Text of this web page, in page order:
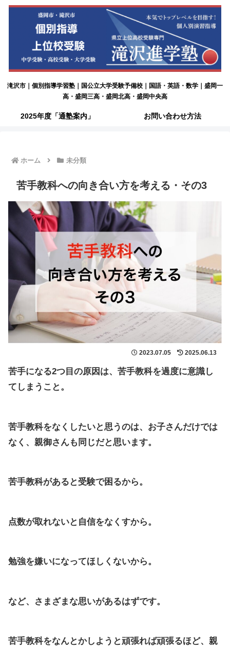
滝沢市｜個別指導学習塾｜国公立大学受験予備校｜国語・英語・数学｜盛岡一
高・盛岡三高・盛岡北高・盛岡中央高
2025年度「通塾案内」 お問い合わせ方法
ホーム 未分類
苦手教科への向き合い方を考える・その3
2023.07.05 2025.06.13
苦手になる2つ目の原因は、苦手教科を過度に意識し
てしまうこと。
苦手教科をなくしたいと思うのは、お子さんだけでは
なく、親御さんも同じだと思います。
苦手教科があると受験で困るから。
点数が取れないと自信をなくすから。
勉強を嫌いになってほしくないから。
など、さまざまな思いがあるはずです。
苦手教科をなんとかしようと頑張れば頑張るほど、親